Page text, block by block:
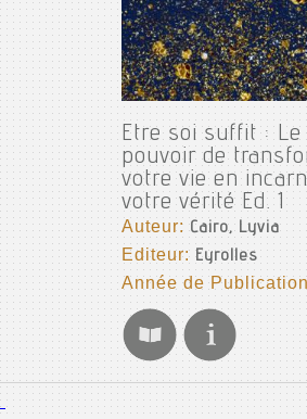
Etre soi suffit : Le
pouvoir de
votre vie en
votre vérité Ed. 1
Auteur:Cairo, Lyvia
Editeur: Eyrolles
Année de